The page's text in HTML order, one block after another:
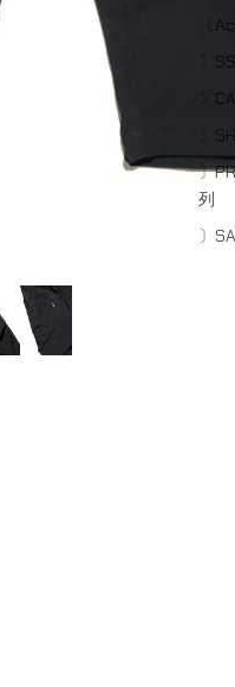
〔
〕
〕
〕
〕
列
〕